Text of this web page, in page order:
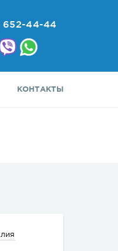
652-44-44
КОНТАКТЫ